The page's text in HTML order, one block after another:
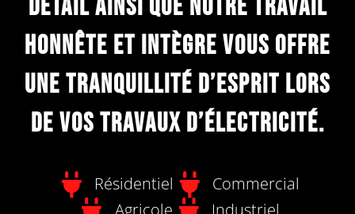
détail ainsi que notre travail
honnête et intègre vous offre
une tranquillité d’esprit lors
de vos travaux d’électricité.
Résidentiel
Commercial